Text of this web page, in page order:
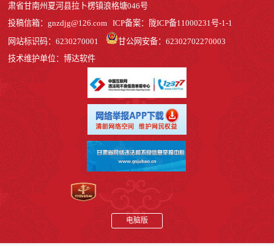
肃省甘南州夏河县拉卜楞镇浪格塘046号
投稿信箱：gnzdjg@126.com ICP备案： 陇ICP备11000231号-1-1
网站标识码：6230270001
甘公网安备：62302702270003
技术维护单位：博达软件
电脑版